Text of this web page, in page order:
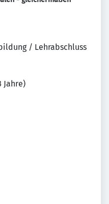
/ Lehrabschluss
Jahre)